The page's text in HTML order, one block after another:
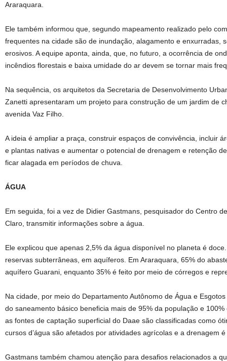
Araraquara.
Ele também informou que, segundo mapeamento realizado pelo
frequentes na cidade são de inundação, alagamento e enxurradas,
erosivos. A equipe aponta, ainda, que, no futuro, a ocorrência de
incêndios florestais e baixa umidade do ar devem se tornar mais
Na sequência, os arquitetos da Secretaria de Desenvolvimento
Zanetti apresentaram um projeto para construção de um jardim de
avenida Vaz Filho.
A ideia é ampliar a praça, construir espaços de convivência, incluir
e plantas nativas e aumentar o potencial de drenagem e retenção
ficar alagada em períodos de chuva.
ÁGUA
Em seguida, foi a vez de Didier Gastmans, pesquisador do Centro
Claro, transmitir informações sobre a água.
Ele explicou que apenas 2,5% da água disponível no planeta é
reservas subterrâneas, em aquíferos. Em Araraquara, 65% do
aquífero Guarani, enquanto 35% é feito por meio de córregos e
Na cidade, por meio do Departamento Autônomo de Água e
do saneamento básico beneficia mais de 95% da população e
as fontes de captação superficial do Daae são classificadas como
cursos d’água são afetados por atividades agrícolas e a drenagem
Gastmans também chamou atenção para desafios relacionados a